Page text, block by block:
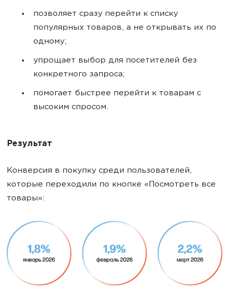
позволяет сразу перейти к списку
популярных товаров, а не открывать их по
одному;
упрощает выбор для посетителей без
конкретного запроса;
помогает быстрее перейти к товарам с
высоким спросом.
Результат
Конверсия в покупку среди пользователей,
которые переходили по кнопке «Посмотреть все
товары»: